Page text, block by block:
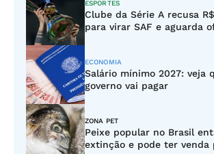
ESPORTES
Clube da Série A recusa
para virar SAF e aguarda
ECONOMIA
Salário mínimo 2027: veja
governo vai pagar
ZONA PET
Peixe popular no Brasil
extinção e pode ter venda